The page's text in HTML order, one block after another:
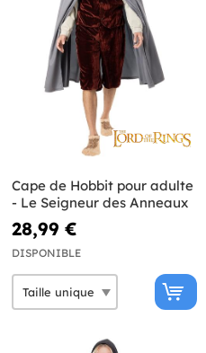
Cape de Hobbit pour adulte
- Le Seigneur des Anneaux
28,99 €
DISPONIBLE